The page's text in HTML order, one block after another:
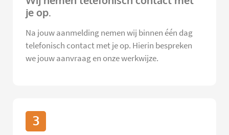
je op.
Na jouw aanmelding nemen wij binnen één dag
telefonisch contact met je op. Hierin bespreken
we jouw aanvraag en onze werkwijze.
3